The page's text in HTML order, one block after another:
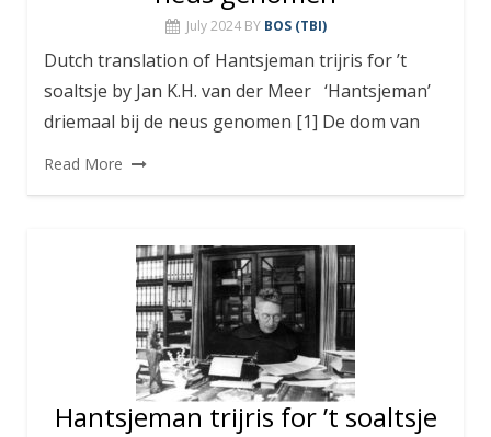
July 2024 BY BOS (TBI)
Dutch translation of Hantsjeman trijris for ’t
soaltsje by Jan K.H. van der Meer ‘Hantsjeman’
driemaal bij de neus genomen [1] De dom van
Read More
Hantsjeman trijris for ’t soaltsje